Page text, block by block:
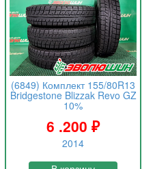
(6849) Комплект 155/80R13
Bridgestone Blizzak Revo GZ
10%
6 .200₽
2014